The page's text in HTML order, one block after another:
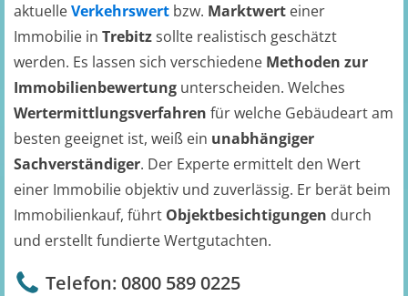
aktuelleVerkehrswert bzw. Marktwert einer
Immobilie in Trebitzsollte realistisch geschätzt
werden. Es lassen sich verschiedene Methoden zur
Immobilienbewertung unterscheiden. Welches
Wertermittlungsverfahren für welche Gebäudeart am
besten geeignet ist, weiß ein unabhängiger
Sachverständiger. Der Experte ermittelt den Wert
einer Immobilie objektiv und zuverlässig. Er berät beim
Immobilienkauf, führt Objektbesichtigungen durch
und erstellt fundierte Wertgutachten.
Telefon: 0800 589 0225